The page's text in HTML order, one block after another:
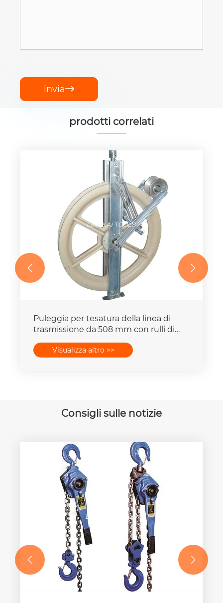
invia
prodotti correlati
Puleggia per tesatura della linea di
trasmissione da 508 mm con rulli di
Visualizza altro >>
 
Consigli sulle notizie
 